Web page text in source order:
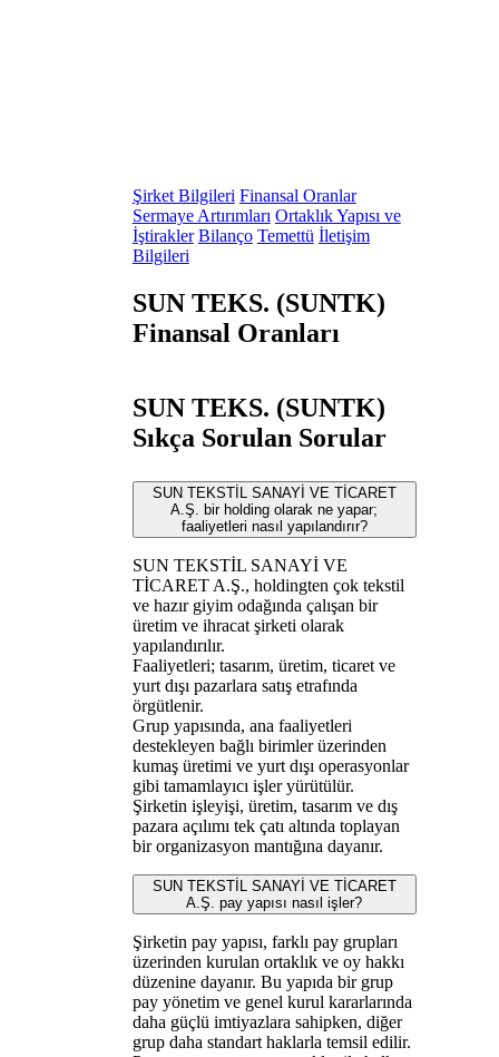
Şirket Bilgileri Finansal Oranlar
Sermaye Artırımları Ortaklık Yapısı ve
İştirakler Bilanço Temettü İletişim
Bilgileri
SUN TEKS. (SUNTK)
Finansal Oranları
SUN TEKS. (SUNTK)
Sıkça Sorulan Sorular
SUN TEKSTİL SANAYİ VE TİCARET
A.Ş. bir holding olarak ne yapar;
faaliyetleri nasıl yapılandırır?
SUN TEKSTİL SANAYİ VE
TİCARET A.Ş., holdingten çok tekstil
ve hazır giyim odağında çalışan bir
üretim ve ihracat şirketi olarak
yapılandırılır.
Faaliyetleri; tasarım, üretim, ticaret ve
yurt dışı pazarlara satış etrafında
örgütlenir.
Grup yapısında, ana faaliyetleri
destekleyen bağlı birimler üzerinden
kumaş üretimi ve yurt dışı operasyonlar
gibi tamamlayıcı işler yürütülür.
Şirketin işleyişi, üretim, tasarım ve dış
pazara açılımı tek çatı altında toplayan
bir organizasyon mantığına dayanır.
SUN TEKSTİL SANAYİ VE TİCARET
A.Ş. pay yapısı nasıl işler?
Şirketin pay yapısı, farklı pay grupları
üzerinden kurulan ortaklık ve oy hakkı
düzenine dayanır. Bu yapıda bir grup
pay yönetim ve genel kurul kararlarında
daha güçlü imtiyazlara sahipken, diğer
grup daha standart haklarla temsil edilir.